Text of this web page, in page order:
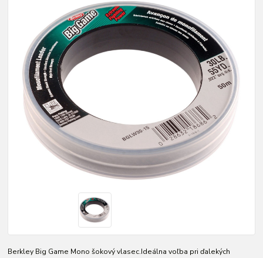
Berkley Big Game Mono šokový vlasec.Ideálna voľba pri ďalekých